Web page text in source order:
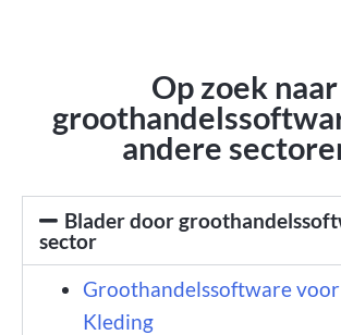
Op zoek naar
andere
Blader door
sector
Groothandelssoftware
Kleding